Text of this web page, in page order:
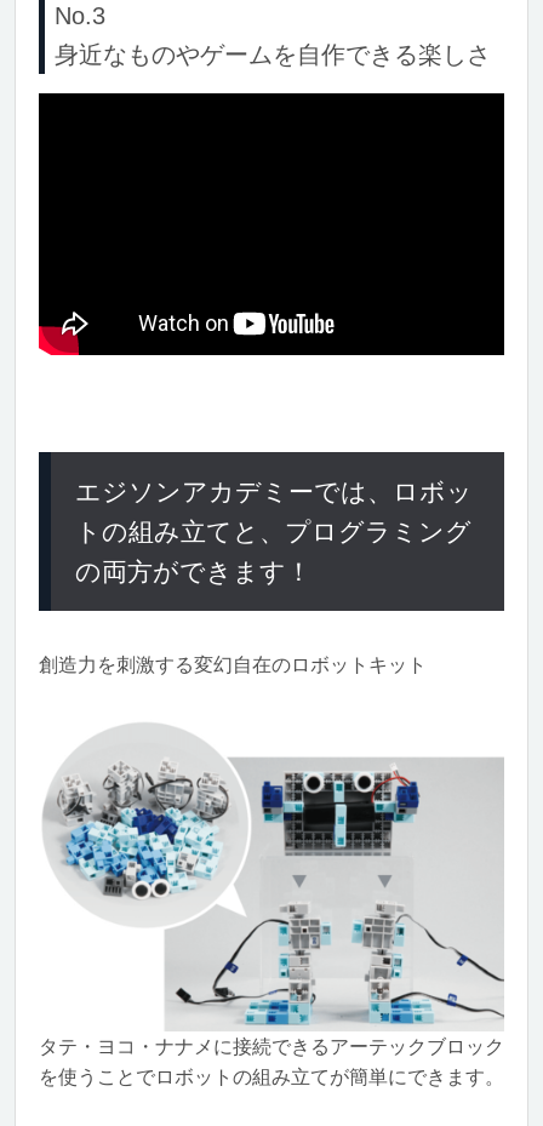
No.3
身近なものやゲームを自作できる楽しさ
エジソンアカデミーでは、ロボッ
トの組み立てと、プログラミング
の両方ができます！
創造力を刺激する変幻自在のロボットキット
タテ・ヨコ・ナナメに接続できるアーテックブロック
を使うことでロボットの組み立てが簡単にできます。